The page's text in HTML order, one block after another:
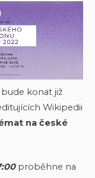
bude konat již
Wikipedii
na české
proběhne na